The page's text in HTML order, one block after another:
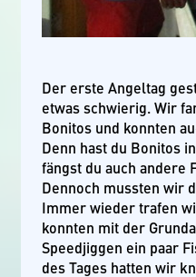
Der erste Angeltag
etwas schwierig. Wir
Bonitos und konnten
Denn hast du Bonitos
fängst du auch andere
Dennoch mussten wir
Immer wieder trafen
konnten mit der
Speedjiggen ein paar
des Tages hatten wir